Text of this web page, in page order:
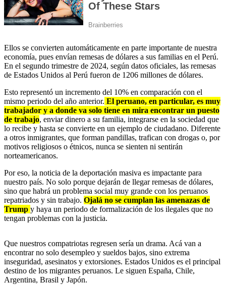
Ellos se convierten automáticamente en parte importante de nuestra
economía, pues envían remesas de dólares a sus familias en el Perú.
En el segundo trimestre de 2024, según datos oficiales, las remesas
de Estados Unidos al Perú fueron de 1206 millones de dólares.
Esto representó un incremento del 10% en comparación con el
mismo periodo del año anterior. El peruano, en particular, es muy
trabajador y a donde va solo tiene en mira encontrar un puesto
de trabajo, enviar dinero a su familia, integrarse en la sociedad que
lo recibe y hasta se convierte en un ejemplo de ciudadano. Diferente
a otros inmigrantes, que forman pandillas, trafican con drogas o, por
motivos religiosos o étnicos, nunca se sienten ni sentirán
norteamericanos.
Por eso, la noticia de la deportación masiva es impactante para
nuestro país. No solo porque dejarán de llegar remesas de dólares,
sino que habrá un problema social muy grande con los peruanos
repatriados y sin trabajo. Ojalá no se cumplan las amenazas de
Trump y haya un periodo de formalización de los ilegales que no
tengan problemas con la justicia.
Que nuestros compatriotas regresen sería un drama. Acá van a
encontrar no solo desempleo y sueldos bajos, sino extrema
inseguridad, asesinatos y extorsiones. Estados Unidos es el principal
destino de los migrantes peruanos. Le siguen España, Chile,
Argentina, Brasil y Japón.